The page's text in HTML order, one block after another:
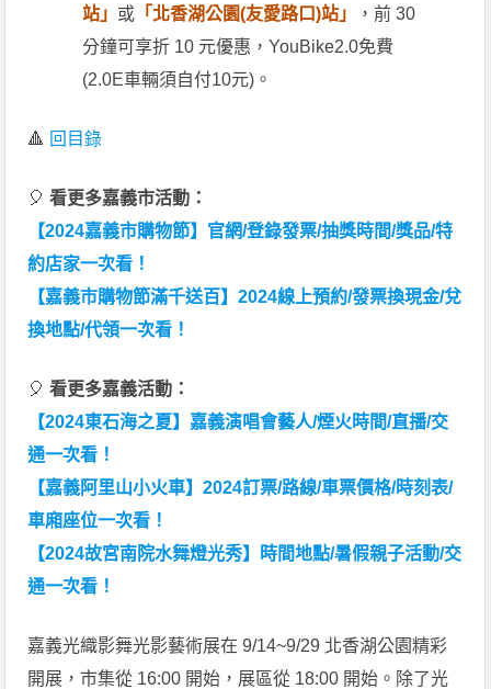
站」 或 「北香湖公園(友愛路口)站」
，前 30
分鐘可享折 10 元優惠，YouBike2.0免費
(2.0E車輛須自付10元)。
🔺 回目錄
🎈看更多嘉義市活動：
【2024嘉義市購物節】官網/登錄發票/抽獎時間/獎品/特
約店家一次看！
【嘉義市購物節滿千送百】2024線上預約/發票換現金/兌
換地點/代領一次看！
🎈看更多嘉義活動：
【2024東石海之夏】嘉義演唱會藝人/煙火時間/直播/交
通一次看！
【嘉義阿里山小火車】2024訂票/路線/車票價格/時刻表/
車廂座位一次看！
【2024故宮南院水舞燈光秀】時間地點/暑假親子活動/交
通一次看！
嘉義光織影舞光影藝術展在 9/14~9/29 北香湖公園精彩
開展，市集從 16:00 開始，展區從 18:00 開始。除了光